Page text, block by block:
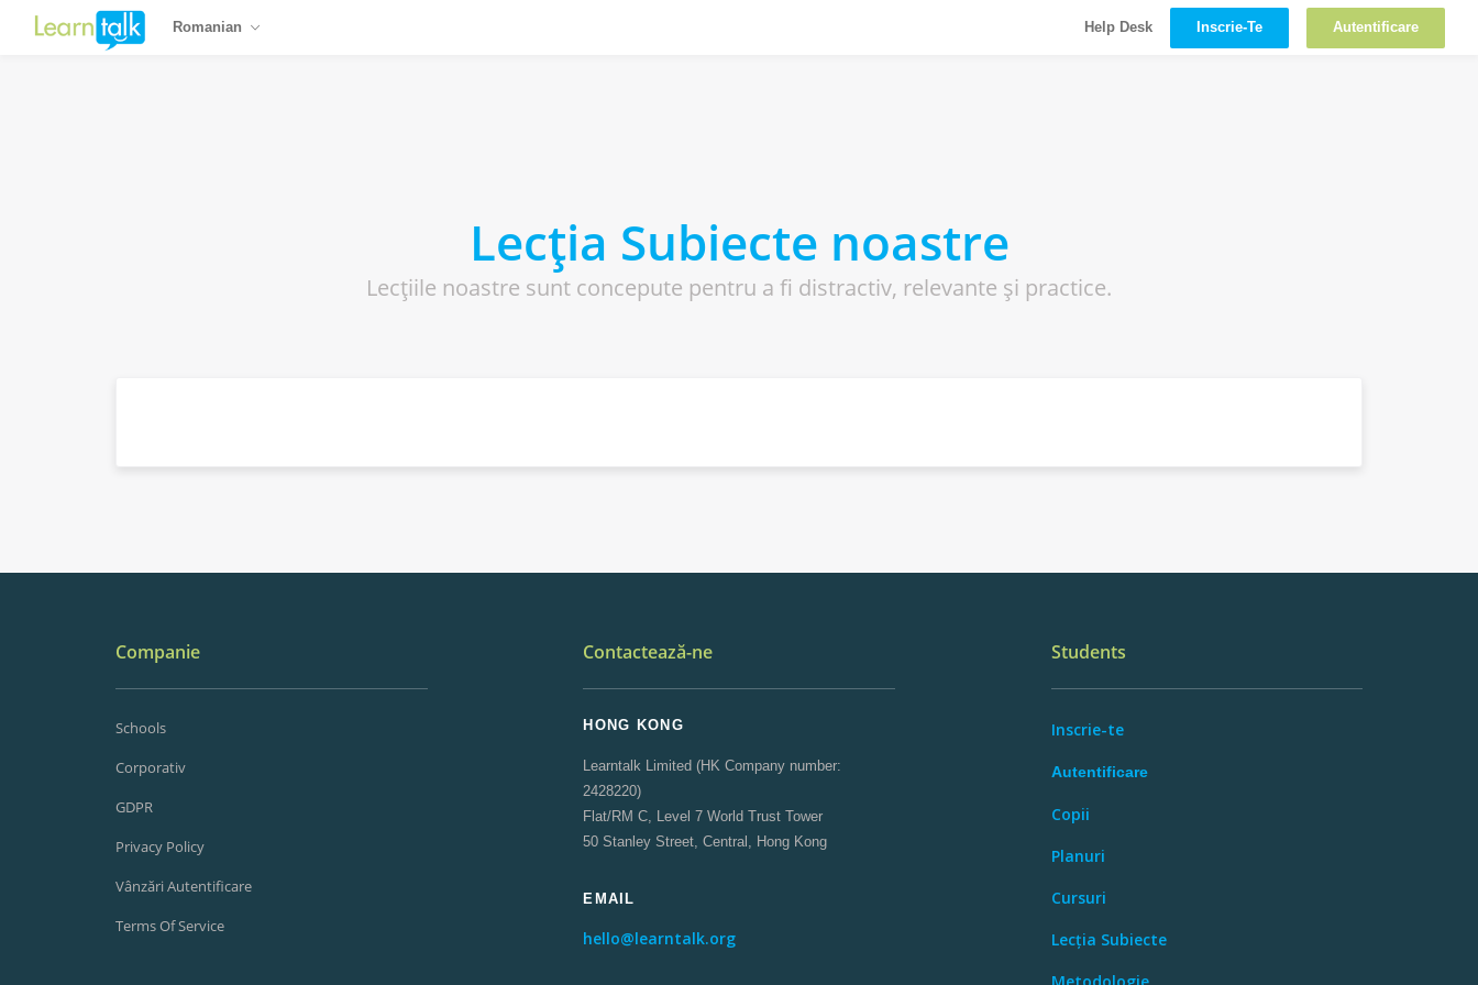
Romanian Help Desk Inscrie-Te Autentificare
Lecția Subiecte noastre
Lecțiile noastre sunt concepute pentru a fi distractiv, relevante și practice.
Companie
Schools
Corporativ
GDPR
Privacy Policy
Vânzări Autentificare
Terms Of Service
Contactează-ne
HONG KONG
Learntalk Limited (HK Company number:
2428220)
Flat/RM C, Level 7 World Trust Tower
50 Stanley Street, Central, Hong Kong
EMAIL
hello@learntalk.org
Students
Inscrie-te
Autentificare
Copii
Planuri
Cursuri
Lecția Subiecte